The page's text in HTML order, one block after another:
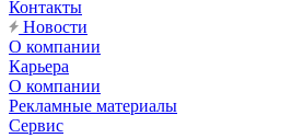
Контакты
Новости
О компании
Карьера
О компании
Рекламные материалы
Сервис